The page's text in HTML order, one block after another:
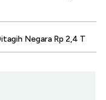
Negara Rp 2,4 T